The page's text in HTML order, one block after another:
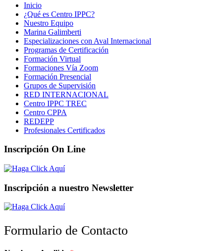
Inicio
¿Qué es Centro IPPC?
Nuestro Equipo
Marina Galimberti
Especializaciones con Aval Internacional
Programas de Certificación
Formación Virtual
Formaciones Vía Zoom
Formación Presencial
Grupos de Supervisión
RED INTERNACIONAL
Centro IPPC TREC
Centro CPPA
REDEPP
Profesionales Certificados
Inscripción On Line
Inscripción a nuestro Newsletter
Formulario de Contacto